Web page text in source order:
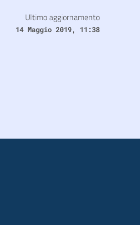
Ultimo aggiornamento
14 Maggio 2019, 11:38